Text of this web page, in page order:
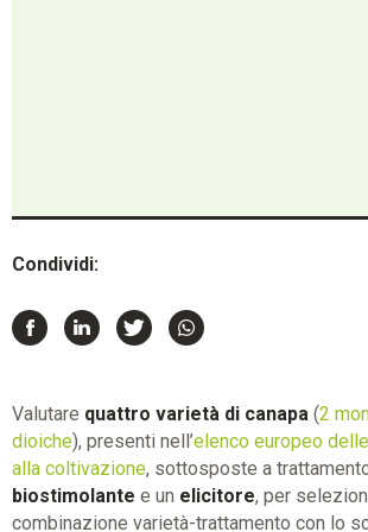
Condividi:
Valutare quattro varietà di canapa (2
dioiche), presenti nell’elenco europeo
alla coltivazione, sottosposte a
biostimolante e un elicitore, per
combinazione varietà-trattamento con lo